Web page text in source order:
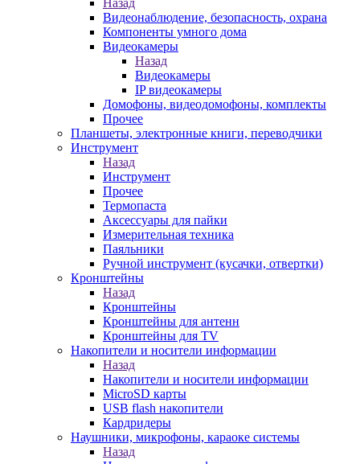
Назад
Видеонаблюдение, безопасность, охрана
Компоненты умного дома
Видеокамеры
Назад
Видеокамеры
IP видеокамеры
Домофоны, видеодомофоны, комплекты
Прочее
Планшеты, электронные книги, переводчики
Инструмент
Назад
Инструмент
Прочее
Термопаста
Аксессуары для пайки
Измерительная техника
Паяльники
Ручной инструмент (кусачки, отвертки)
Кронштейны
Назад
Кронштейны
Кронштейны для антенн
Кронштейны для TV
Накопители и носители информации
Назад
Накопители и носители информации
MicroSD карты
USB flash накопители
Кардридеры
Наушники, микрофоны, караоке системы
Назад